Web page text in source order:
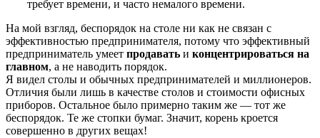
требует времени, и часто немалого времени.
На мой взгляд, беспорядок на столе ни как не связан с
эффективностью предпринимателя, потому что эффективный
предприниматель умеет продавать и концентрироваться на
главном, а не наводить порядок.
Я видел столы и обычных предпринимателей и миллионеров.
Отличия были лишь в качестве столов и стоимости офисных
приборов. Остальное было примерно таким же — тот же
беспорядок. Те же стопки бумаг. Значит, корень кроется
совершенно в других вещах!